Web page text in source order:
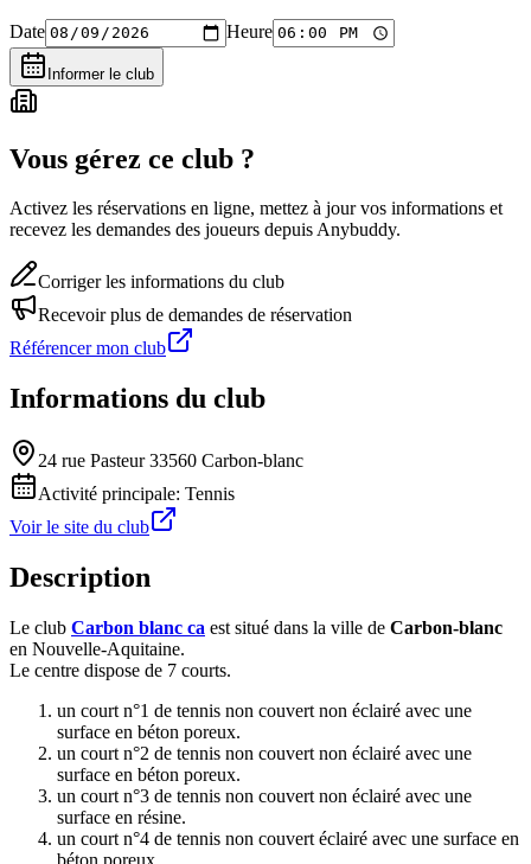
Date Heure
Informer le club
Vous gérez ce club ?
Activez les réservations en ligne, mettez à jour vos informations et
recevez les demandes des joueurs depuis Anybuddy.
Corriger les informations du club
Recevoir plus de demandes de réservation
Référencer mon club
Informations du club
24 rue Pasteur 33560 Carbon-blanc
Activité principale: Tennis
Voir le site du club
Description
Le club Carbon blanc ca est situé dans la ville de Carbon-blanc
en Nouvelle-Aquitaine.
Le centre dispose de 7 courts.
un court n°1 de tennis non couvert non éclairé avec une
surface en béton poreux.
un court n°2 de tennis non couvert non éclairé avec une
surface en béton poreux.
un court n°3 de tennis non couvert non éclairé avec une
surface en résine.
un court n°4 de tennis non couvert éclairé avec une surface en
béton poreux.